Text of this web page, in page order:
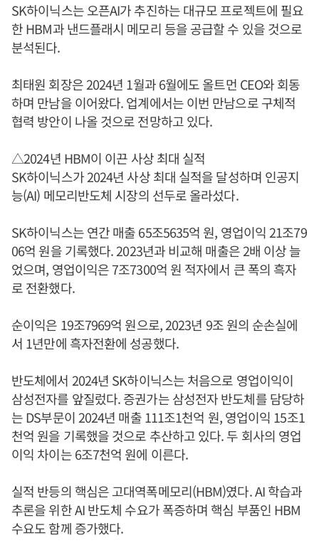
SK하이닉스는 오픈AI가 추진하는 대규모 프로젝트에 필요
한 HBM과 낸드플래시 메모리 등을 공급할 수 있을 것으로
분석된다.
최태원 회장은 2024년 1월과 6월에도 올트먼 CEO와 회동
하며 만남을 이어왔다. 업계에서는 이번 만남으로 구체적
협력 방안이 나올 것으로 전망하고 있다.
△2024년 HBM이 이끈 사상 최대 실적
SK하이닉스가 2024년 사상 최대 실적을 달성하며 인공지
능(AI) 메모리반도체 시장의 선두로 올라섰다.
SK하이닉스는 연간 매출 65조5635억 원, 영업이익 21조79
06억 원을 기록했다. 2023년과 비교해 매출은 2배 이상 늘
었으며, 영업이익은 7조7300억 원 적자에서 큰 폭의 흑자
로 전환했다.
순이익은 19조7969억 원으로, 2023년 9조 원의 순손실에
서 1년만에 흑자전환에 성공했다.
반도체에서 2024년 SK하이닉스는 처음으로 영업이익이
삼성전자를 앞질렀다. 증권가는 삼성전자 반도체를 담당하
는 DS부문이 2024년 매출 111조1천억 원, 영업이익 15조1
천억 원을 기록했을 것으로 추산하고 있다. 두 회사의 영업
이익 차이는 6조7천억 원에 이른다.
실적 반등의 핵심은 고대역폭메모리(HBM)였다. AI 학습과
추론을 위한 AI 반도체 수요가 폭증하며 핵심 부품인 HBM
수요도 함께 증가했다.